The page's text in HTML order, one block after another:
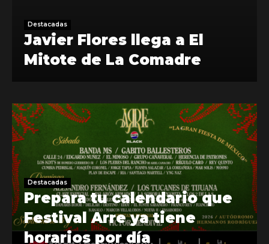
Destacadas
Javier Flores llega a El
Mitote de La Comadre
Destacadas
Prepara tu calendario que
Festival Arre ya tiene
horarios por día